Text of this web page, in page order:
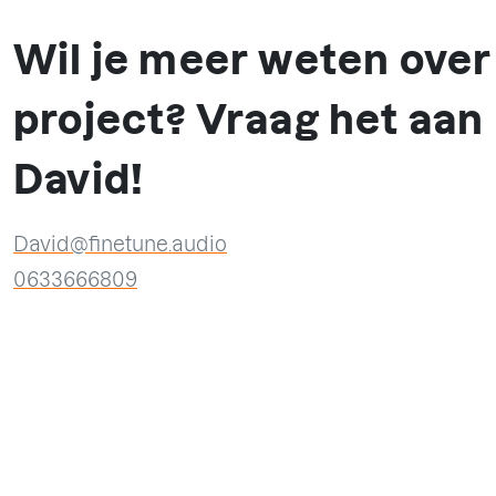
Wil je meer weten
project? Vraag het aan
David!
David@finetune.audio
0633666809